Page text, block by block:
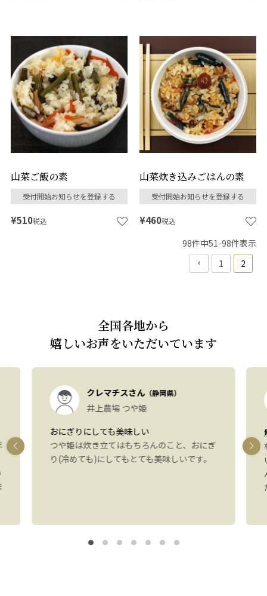
山菜ご飯の素
受付開始お知らせを登録する
¥510税込
山菜炊き込みごはんの素
受付開始お知らせを登録する
¥460税込
98件中51-98件表示
1
2
全国各地から
嬉しいお声をいただいています
クレマチスさん（静岡県）
井上農場 つや姫
おにぎりにしても美味しい
つや姫は炊き立てはもちろんのこと、おにぎ
り(冷めても)にしてもとても美味しいです。